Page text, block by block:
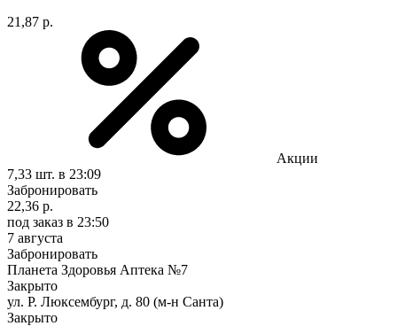
21,87 р.
Акции
7,33 шт. в 23:09
Забронировать
22,36 р.
под заказ в 23:50
7 августа
Забронировать
Планета Здоровья Аптека №7
Закрыто
ул. Р. Люксембург, д. 80 (м-н Санта)
Закрыто